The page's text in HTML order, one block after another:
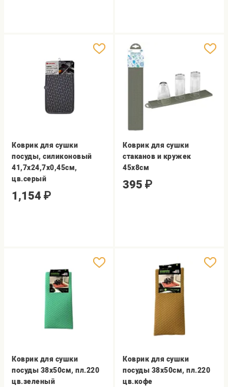
Коврик для сушки
посуды, силиконовый
41,7х24,7х0,45см,
цв.серый
1,154 ₽
Коврик для сушки
стаканов и кружек
45х8см
395 ₽
Коврик для сушки
посуды 38х50см, пл.220
цв.зеленый
Коврик для сушки
посуды 38х50см, пл.220
цв.кофе